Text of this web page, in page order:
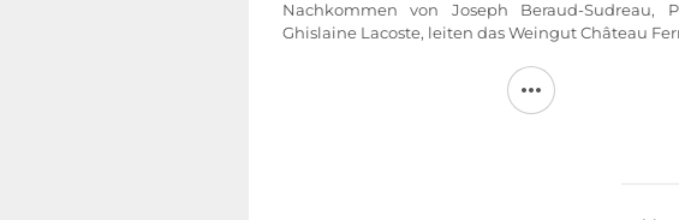
Nachkommen von Joseph Beraud-Sudreau,
Ghislaine Lacoste, leiten das Weingut Château
Zahlreiche in den letzten Jahren
Umstrukturierungsmaßnahmen im Weinberg
Primeurs-Verkostungen der AOC Pessac-